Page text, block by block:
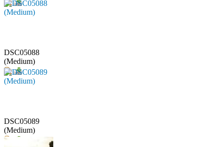
DSC05088
(Medium)
DSC05089
(Medium)